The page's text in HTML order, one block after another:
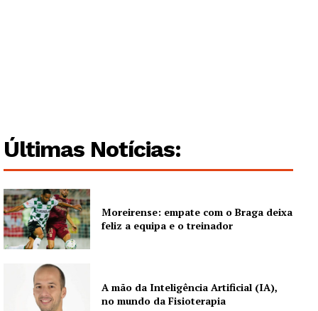
Institucional
Artigos
Edição Digital
Europa
Grande Entrevista
Publicidade
Quero ser Assinante
Últimas Notícias:
Moreirense: empate com o Braga deixa
feliz a equipa e o treinador
A mão da Inteligência Artificial (IA),
no mundo da Fisioterapia